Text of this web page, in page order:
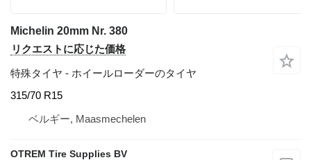
Michelin 20mm Nr. 380
リクエストに応じた価格
特殊タイヤ - ホイールローダーのタイヤ
315/70 R15
ベルギー, Maasmechelen
OTREM Tire Supplies BV